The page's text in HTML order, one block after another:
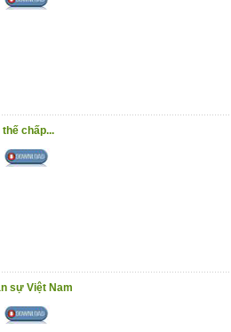
thế chấp...
sự Việt Nam